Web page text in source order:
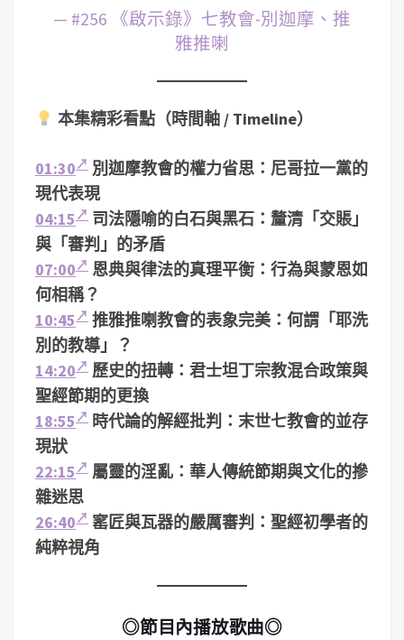
— #256 《啟示錄》七教會-別迦摩、推
雅推喇
本集精彩看點（時間軸 / Timeline）
01:30
別迦摩教會的權力省思：尼哥拉一黨的
現代表現
04:15
司法隱喻的白石與黑石：釐清「交賬」
與「審判」的矛盾
07:00
恩典與律法的真理平衡：行為與蒙恩如
何相稱？
10:45
推雅推喇教會的表象完美：何謂「耶洗
別的教導」？
14:20
歷史的扭轉：君士坦丁宗教混合政策與
聖經節期的更換
18:55
時代論的解經批判：末世七教會的並存
現狀
22:15
屬靈的淫亂：華人傳統節期與文化的摻
雜迷思
26:40
窰匠與瓦器的嚴厲審判：聖經初學者的
純粹視角
◎節目內播放歌曲◎